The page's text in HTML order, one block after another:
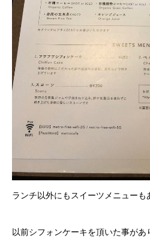
ランチ以外にもスイーツメニューも
以前シフォンケーキを頂いた事が